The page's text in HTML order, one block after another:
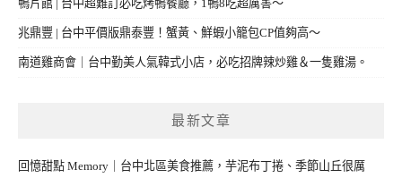
鴨片館 | 台中超難訂必吃烤鴨餐廳，1鴨8吃超厲害～
兆鼎豐 | 台中平價版鼎泰豐！蟹黃、鮮蝦小籠包CP值夠高～
南道雞商會｜台中勤美人氣韓式小店，必吃招牌辣炒雞＆一隻雞湯。
最新文章
回憶甜點 Memory｜台中北區美食推薦，芋泥布丁捲、季節山丘很厲